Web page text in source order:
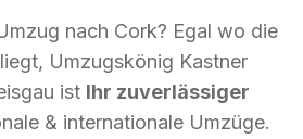
nach Cork? Egal wo die
Umzugskönig Kastner
ist Ihr zuverlässiger
& internationale Umzüge.